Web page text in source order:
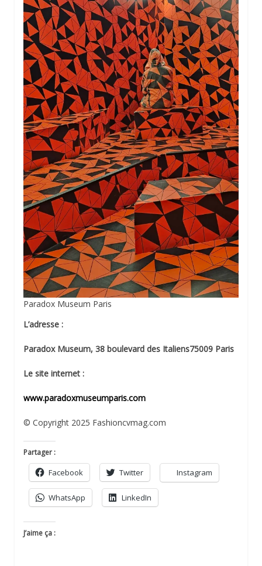
Paradox Museum Paris
L’adresse :
Paradox Museum, 38 boulevard des Italiens75009 Paris
Le site internet :
www.paradoxmuseumparis.com
© Copyright 2025 Fashioncvmag.com
Partager :
Facebook Twitter Instagram
WhatsApp LinkedIn
J’aime ça :